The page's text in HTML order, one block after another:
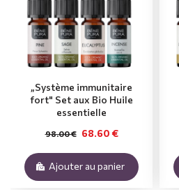
„Système immunitaire
fort" Set aux Bio Huile
essentielle
68.60 €
98.00 €
Ajouter au panier